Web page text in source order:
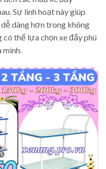
Sự linh hoạt này giúp
dàng hơn trong không
có thể lựa chọn xe đẩy phù
mình.